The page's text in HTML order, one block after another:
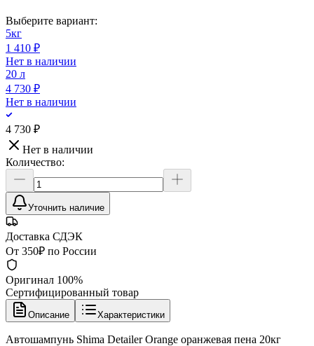
Выберите вариант:
5кг
1 410 ₽
Нет в наличии
20 л
4 730 ₽
Нет в наличии
4 730 ₽
Нет в наличии
Количество:
Уточнить наличие
Доставка СДЭК
От 350₽ по России
Оригинал 100%
Сертифицированный товар
Описание Характеристики
Автошампунь Shima Detailer Orange оранжевая пена 20кг